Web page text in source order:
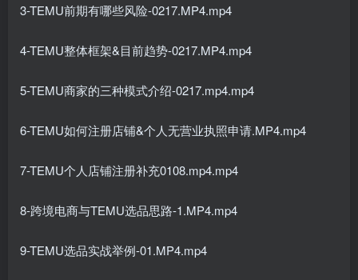
3-TEMU前期有哪些风险-0217.MP4.mp4
4-TEMU整体框架&目前趋势-0217.MP4.mp4
5-TEMU商家的三种模式介绍-0217.mp4.mp4
6-TEMU如何注册店铺&个人无营业执照申请.MP4.mp4
7-TEMU个人店铺注册补充0108.mp4.mp4
8-跨境电商与TEMU选品思路-1.MP4.mp4
9-TEMU选品实战举例-01.MP4.mp4